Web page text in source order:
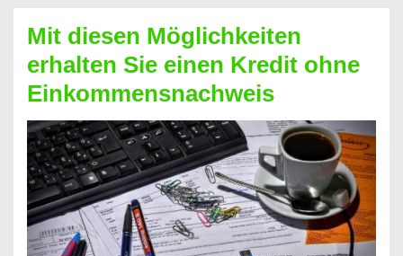
Mit diesen Möglichkeiten
erhalten Sie einen Kredit ohne
Einkommensnachweis